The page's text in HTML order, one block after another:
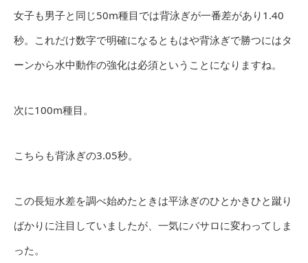
女子も男子と同じ50m種目では背泳ぎが一番差があり1.40
秒。これだけ数字で明確になるともはや背泳ぎで勝つにはタ
ーンから水中動作の強化は必須ということになりますね。
次に100m種目。
こちらも背泳ぎの3.05秒。
この長短水差を調べ始めたときは平泳ぎのひとかきひと蹴り
ばかりに注目していましたが、一気にバサロに変わってしま
った。